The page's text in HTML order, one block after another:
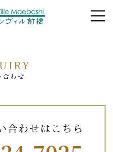
合わせ